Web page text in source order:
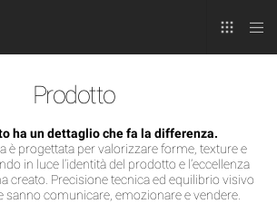
Prodotto
ha un dettaglio che fa la differenza.
è progettata per valorizzare forme, texture e
in luce l’identità del prodotto e l’eccellenza
creato. Precisione tecnica ed equilibrio visivo
sanno comunicare, emozionare e vendere.